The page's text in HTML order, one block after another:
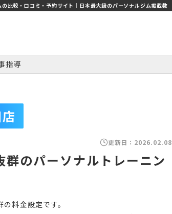
比較・口コミ・予約サイト｜日本最大級のパーソナルジム掲載数
指導
更新日： 2026.02.08
のパーソナルトレーニン
料金設定です。